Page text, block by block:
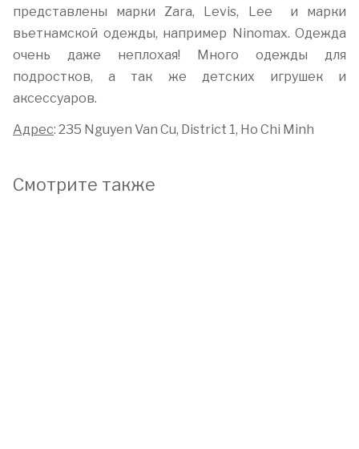
представлены марки Zara, Levis, Lee и марки
вьетнамской одежды, например Ninomax. Одежда
очень даже неплохая! Много одежды для
подростков, а так же детских игрушек и
аксессуаров.
Адрес: 235 Nguyen Van Cu, District 1, Ho Chi Minh
Смотрите также